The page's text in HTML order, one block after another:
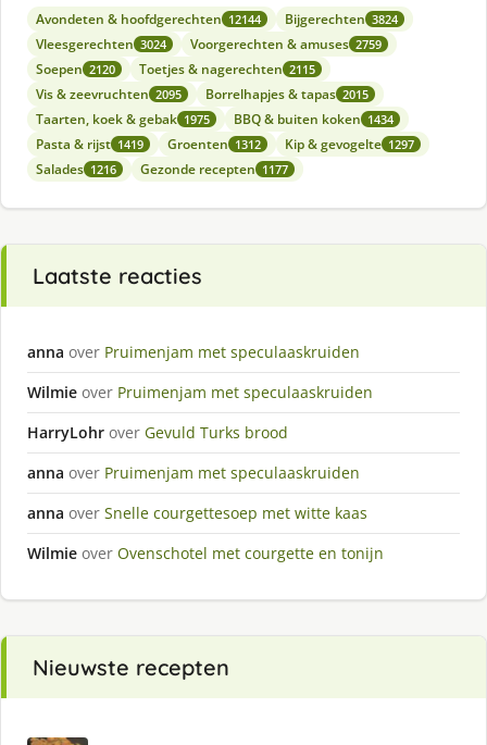
Avondeten & hoofdgerechten 12144 Bijgerechten 3824
Vleesgerechten 3024 Voorgerechten & amuses 2759
Soepen 2120 Toetjes & nagerechten 2115
Vis & zeevruchten 2095 Borrelhapjes & tapas 2015
Taarten, koek & gebak 1975 BBQ & buiten koken 1434
Pasta & rijst 1419 Groenten 1312 Kip & gevogelte 1297
Salades 1216 Gezonde recepten 1177
Laatste reacties
anna over Pruimenjam met speculaaskruiden
Wilmie over Pruimenjam met speculaaskruiden
HarryLohr over Gevuld Turks brood
anna over Pruimenjam met speculaaskruiden
anna over Snelle courgettesoep met witte kaas
Wilmie over Ovenschotel met courgette en tonijn
Nieuwste recepten